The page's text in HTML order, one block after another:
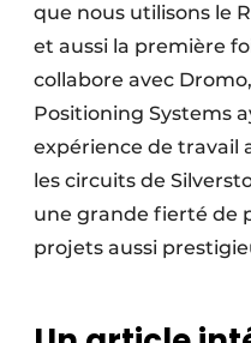
que nous utilisons le
et aussi la première
collabore avec
Positioning Systems
expérience de travail
les circuits de
une grande fierté de
projets aussi